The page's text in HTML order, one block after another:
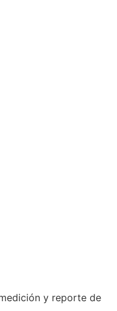
y reporte de